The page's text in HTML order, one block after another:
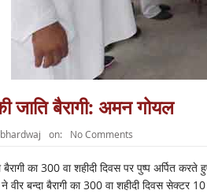
जाति बैरागी: अमन गोयल
on: No Comments
बैरागी का 300 वा शहीदी दिवस पर पुष्प अर्पित
वीर बन्दा बैरागी का 300 वा शहीदी दिवस सेक्टर